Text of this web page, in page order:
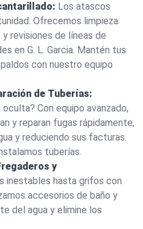
Los atascos
Ofrecemos limpieza
revisiones de líneas de
en G. L. Garcia. Mantén tus
con nuestro equipo
de Tuberías:
Con equipo avanzado,
y reparan fugas rápidamente,
y reduciendo sus facturas.
tuberías.
y
inestables hasta grifos con
accesorios de baño y
del agua y elimine los